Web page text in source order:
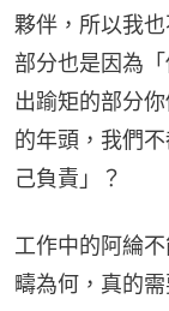
夥伴，所以我
部分也是因為
出踰矩的部分
的年頭，我們
己負責」？
工作中的阿綸
疇為何，真的